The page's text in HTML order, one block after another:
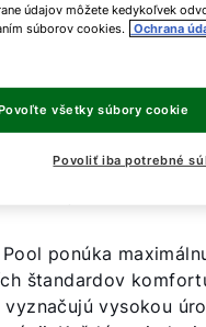
veľkostiach
projektu pre
iné obzvlášť náročné
priestoru, ako aj
Pool ponúka
štandardov
vyznačujú vysokou
údajov môžete kedykoľvek
súborov cookies. Ochrana
Povoliť iba potrebné
všetky súbory cookie